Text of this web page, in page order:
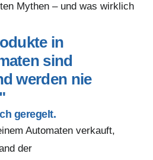
Mythen – und was wirklich
in
sind
werden nie
geregelt.
Automaten verkauft,
der